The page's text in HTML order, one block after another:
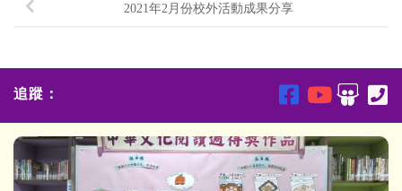
2021年2月份校外活動成果分享
追蹤：